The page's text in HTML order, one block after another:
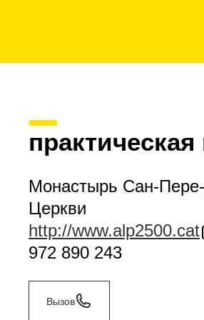
Монастырь Сан-
Церкви
http://www.alp2500.cat
972 890 243
Вызов